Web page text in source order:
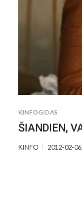
KINFOGIDAS
ŠIANDIEN,
KINFO 2012-02-